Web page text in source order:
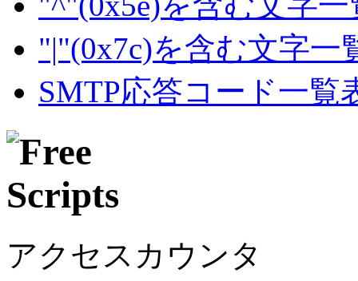
"|"(0x7c)を含む文字一
SMTP応答コード一覧
アクセスカウンタ